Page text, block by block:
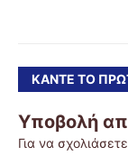
ΚΆΝΤΕ ΤΟ
Υποβολή
Για να